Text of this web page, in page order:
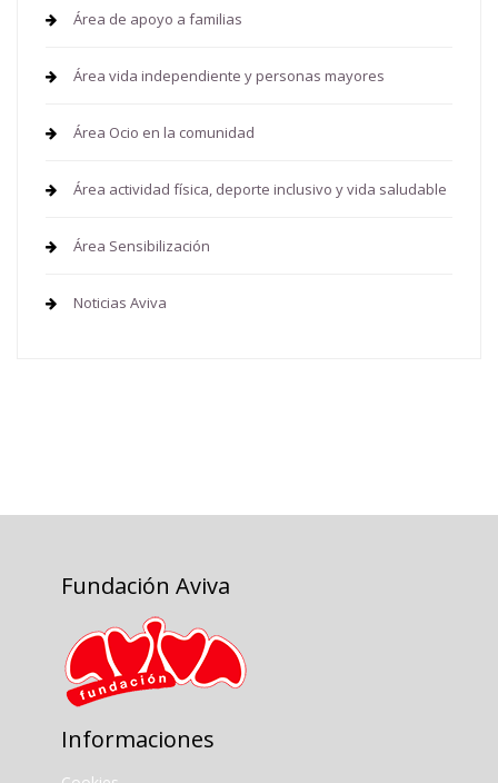
Área de apoyo a familias
Área vida independiente y personas mayores
Área Ocio en la comunidad
Área actividad física, deporte inclusivo y vida saludable
Área Sensibilización
Noticias Aviva
Fundación Aviva
Informaciones